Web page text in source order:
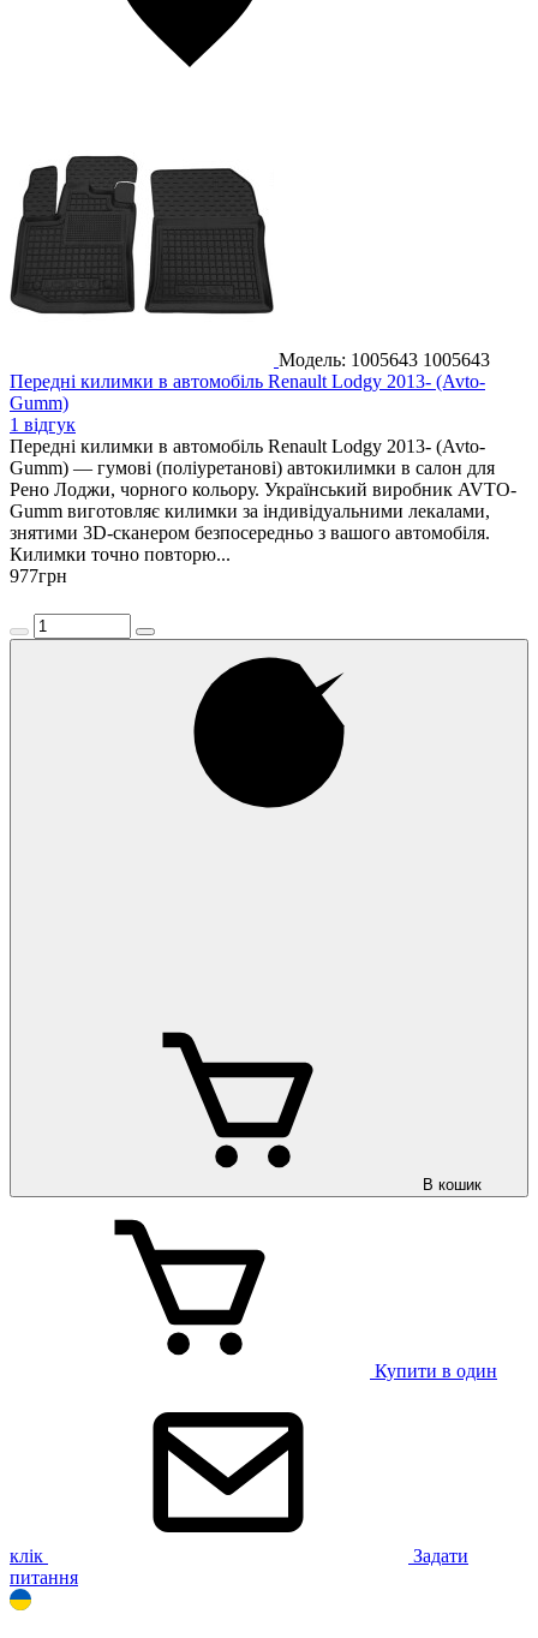
Модель: 1005643 1005643
Передні килимки в автомобіль Renault Lodgy 2013- (Avto-
Gumm)
1 відгук
Передні килимки в автомобіль Renault Lodgy 2013- (Avto-
Gumm) — гумові (поліуретанові) автокилимки в салон для
Рено Лоджи, чорного кольору. Український виробник AVTO-
Gumm виготовляє килимки за індивідуальними лекалами,
знятими 3D-сканером безпосередньо з вашого автомобіля.
Килимки точно повторю...
977грн
В кошик
Купити в один
клік
Задати
питання